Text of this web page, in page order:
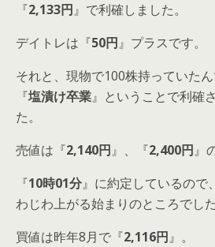
『2,133円』で利確しました。
デイトレは『50円』プラスです。
それと、現物で100株持っていた
『塩漬け卒業』ということで利確
た。
売値は『2,140円』、『2,400円』
『10時01分』に約定しているので
わじわ上がる始まりのところでした
買値は昨年8月で『2,116円』。